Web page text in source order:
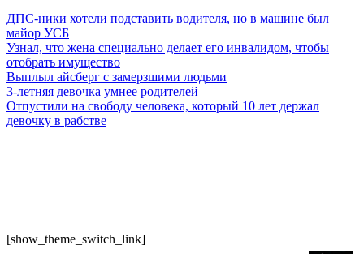
ДПС-ники хотели подставить водителя, но в машине был
майор УСБ
Узнал, что жена специально делает его инвалидом, чтобы
отобрать имущество
Выплыл айсберг с замерзшими людьми
3-летняя девочка умнее родителей
Отпустили на свободу человека, который 10 лет держал
девочку в рабстве
[show_theme_switch_link]